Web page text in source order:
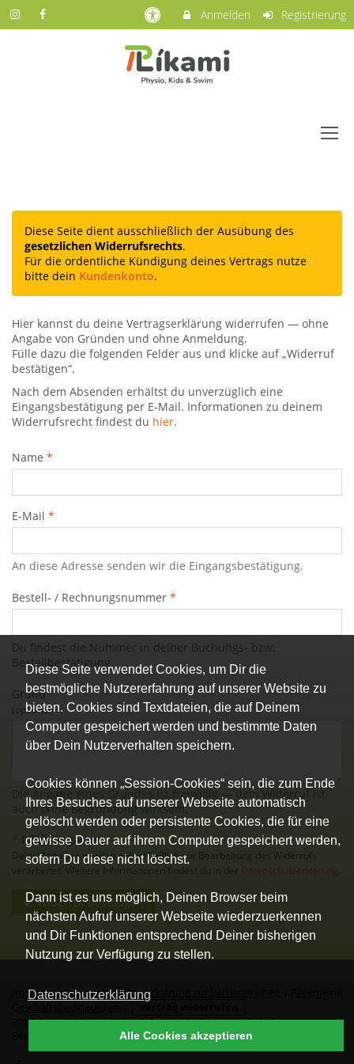
Diese Seite verwendet Cookies, um Dir die
bestmögliche Nutzererfahrung auf unserer Website zu
bieten. Cookies sind Textdateien, die auf Deinem
Computer gespeichert werden und bestimmte Daten
über Dein Nutzerverhalten speichern.
Cookies können „Session-Cookies“ sein, die zum Ende
Ihres Besuches auf unserer Webseite automatisch
gelöscht werden oder persistente Cookies, die für eine
gewisse Dauer auf ihrem Computer gespeichert werden,
sofern Du diese nicht löschst.
Dann ist es uns möglich, Deinen Browser beim
nächsten Aufruf unserer Webseite wiederzuerkennen
und Dir Funktionen entsprechend Deiner bisherigen
Nutzung zur Verfügung zu stellen.
Datenschutzerklärung
Alle Cookies akzeptieren
Anmelden Registrierung
Diese Seite dient ausschließlich der Ausübung des
gesetzlichen Widerrufsrechts.
Für die ordentliche Kündigung deines Vertrags nutze
bitte dein Kundenkonto.
Hier kannst du deine Vertragserklärung widerrufen — ohne
Angabe von Gründen und ohne Anmeldung.
Fülle dazu die folgenden Felder aus und klicke auf „Widerruf
bestätigen“.
Nach dem Absenden erhältst du unverzüglich eine
Eingangsbestätigung per E-Mail. Informationen zu deinem
Widerrufsrecht findest du hier.
Name *
E-Mail *
An diese Adresse senden wir die Eingangsbestätigung.
Bestell- / Rechnungsnummer *
Du findest die Nummer in deiner Buchungs- bzw.
Bestellbestätigung.
Grund
(optional)
Die Angabe eines Grundes ist freiwillig — dein Widerruf ist
auch ohne Begründung wirksam.
* Pflichtangaben
Deine Angaben werden ausschließlich zur Bearbeitung des Widerrufs
verarbeitet. Weitere Informationen findest du in der
Widerruf bestätigen
Impressum|Datenschutz|Erklärung zur Barrierefreiheit
2026 © Likami Physio, Kids & Swim. Alle Rechte vorbehalten.
Bereitgestellt durch die einfacheBuchungssoftware